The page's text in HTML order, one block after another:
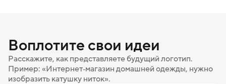
Воплотите свои идеи
Расскажите, как представляете будущий логотип.
Пример: «Интернет‑магазин домашней одежды, нужно
изобразить катушку ниток».